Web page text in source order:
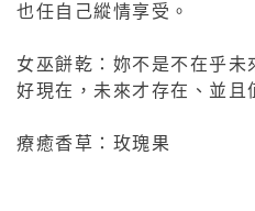
也任自己縱情享受。
女巫餅乾：妳不是不在乎未
好現在，未來才存在、並且
療癒香草：玫瑰果